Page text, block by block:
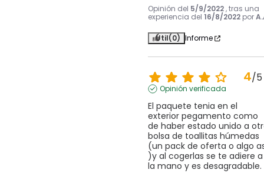
Opinión del 5/9/2022 , tras una
experiencia del 16/8/2022 por
Útil(0) Informe
4/5
Opinión verificada
El paquete tenia en el
exterior pegamento como
de haber estado unido a
bolsa de toallitas húmedas
(un pack de oferta o algo
)y al cogerlas se te adiere a
la mano y es desagradable.